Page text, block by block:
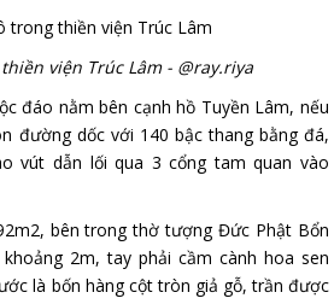
viện Trúc Lâm - @ray.riya
đáo nằm bên cạnh hồ Tuyền Lâm, nếu
đường dốc với 140 bậc thang bằng đá,
vút dẫn lối qua 3 cổng tam quan vào
bên trong thờ tượng Đức Phật Bổn
2m, tay phải cầm cành hoa sen
là bốn hàng cột tròn giả gỗ, trần được